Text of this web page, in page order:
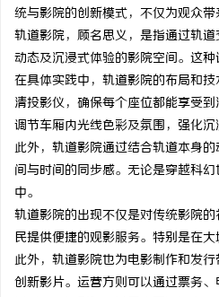
统与影院的创新模式，不仅为观众
轨道影院，顾名思义，是指通过轨
动态及沉浸式体验的影院空间。这
在具体实践中，轨道影院的布局和
清投影仪，确保每个座位都能享受
调节车厢内光线色彩及氛围，强化沉
此外，轨道影院通过结合轨道本身
间与时间的同步感。无论是穿越科
中。
轨道影院的出现不仅是对传统影院
民提供便捷的观影服务。特别是在
此外，轨道影院也为电影制作和发
创新影片。运营方则可以通过票务